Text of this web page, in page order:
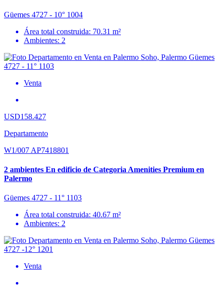
Güemes 4727 - 10° 1004
Área total construida: 70.31 m²
Ambientes: 2
Venta
USD158.427
Departamento
W1/007 AP7418801
2 ambientes En edificio de Categoria Amenities Premium en
Palermo
Güemes 4727 - 11° 1103
Área total construida: 40.67 m²
Ambientes: 2
Venta